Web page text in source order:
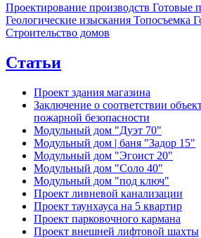
Проектирование производств Готовые
Геологические изыскания Топосъемка
Строительство домов
Статьи
Проект здания магазина
Заключение о соответствии
пожарной безопасности
Модульный дом "Дуэт 70"
Модульный дом | баня "Задор 15"
Модульный дом "Эгоист 20"
Модульный дом "Соло 40"
Модульный дом "под ключ"
Проект ливневой канализации
Проект таунхауса на 5 квартир
Проект парковочного кармана
Проект внешней лифтовой шахты